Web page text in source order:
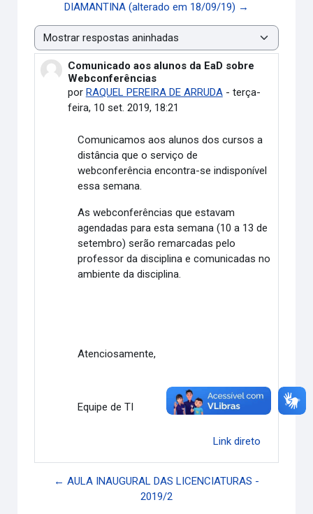
DIAMANTINA (alterado em 18/09/19) →
Modo de visualização
Comunicado aos alunos da EaD sobre
Webconferências
por RAQUEL PEREIRA DE ARRUDA- terça-
feira, 10 set. 2019, 18:21
Número de respostas: 0
Comunicamos aos alunos dos cursos a
distância que o serviço de
webconferência encontra-se indisponível
essa semana.
As webconferências que estavam
agendadas para esta semana (10 a 13 de
setembro) serão remarcadas pelo
professor da disciplina e comunicadas no
ambiente da disciplina.
Atenciosamente,
Equipe de TI
Link direto
← AULA INAUGURAL DAS LICENCIATURAS -
2019/2